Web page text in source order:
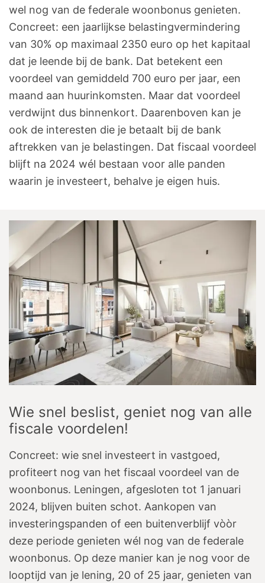
wel nog van de federale woonbonus genieten.
Concreet: een jaarlijkse belastingvermindering
van 30% op maximaal 2350 euro op het kapitaal
dat je leende bij de bank. Dat betekent een
voordeel van gemiddeld 700 euro per jaar, een
maand aan huurinkomsten. Maar dat voordeel
verdwijnt dus binnenkort. Daarenboven kan je
ook de interesten die je betaalt bij de bank
aftrekken van je belastingen. Dat fiscaal voordeel
blijft na 2024 wél bestaan voor alle panden
waarin je investeert, behalve je eigen huis.
Wie snel beslist, geniet nog van alle
fiscale voordelen!
Concreet: wie snel investeert in vastgoed,
profiteert nog van het fiscaal voordeel van de
woonbonus. Leningen, afgesloten tot 1 januari
2024, blijven buiten schot. Aankopen van
investeringspanden of een buitenverblijf vòòr
deze periode genieten wél nog van de federale
woonbonus. Op deze manier kan je nog voor de
looptijd van je lening, 20 of 25 jaar, genieten van